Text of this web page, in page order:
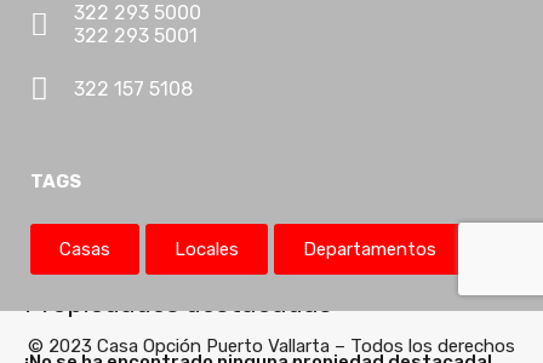
Propiedades ecoturísticas
Ranchos
Propiedades destacadas
322 293 5000
322 293 5001
322 157 5108
TAGS
Casas Locales Departamentos
© 2023 Casa Opción Puerto Vallarta – Todos los derechos